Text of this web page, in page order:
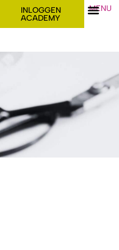
MENU
INLOGGEN
ACADEMY